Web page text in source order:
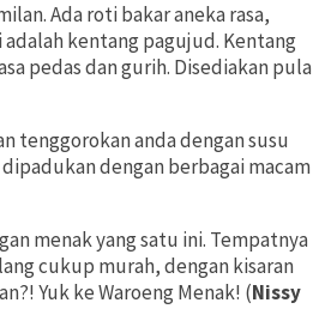
Ada roti bakar aneka rasa,
adalah kentang pagujud. Kentang
pedas dan gurih. Disediakan pula
tenggorokan anda dengan susu
dengan berbagai macam
menak yang satu ini. Tempatnya
cukup murah, dengan kisaran
Yuk ke Waroeng Menak! (Nissy